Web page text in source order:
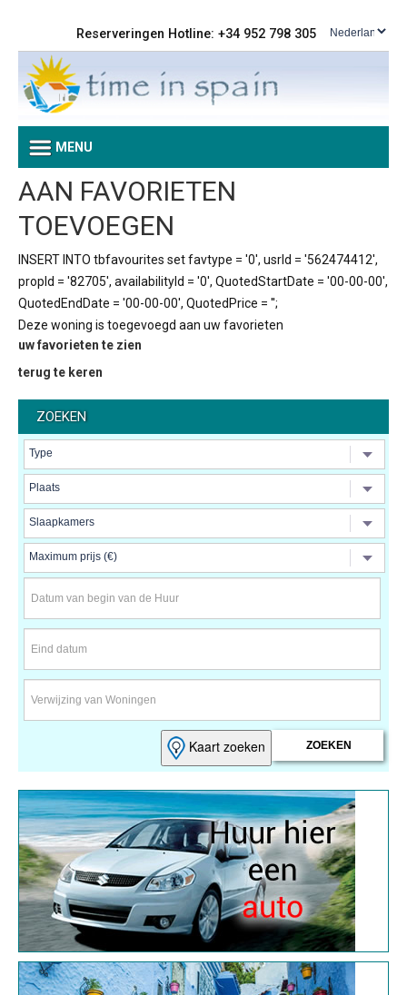
Reserveringen Hotline: +34 952 798 305
MENU
AAN FAVORIETEN
TOEVOEGEN
INSERT INTO tbfavourites set favtype = '0', usrId = '562474412',
propId = '82705', availabilityId = '0', QuotedStartDate = '00-00-00',
QuotedEndDate = '00-00-00', QuotedPrice = '';
Deze woning is toegevoegd aan uw favorieten
uw favorieten te zien
terug te keren
ZOEKEN
Kaart zoeken